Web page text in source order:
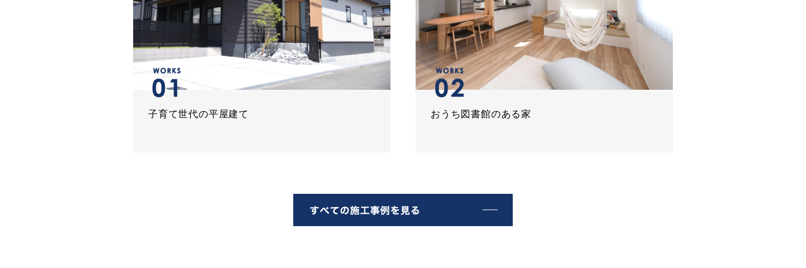
子育て世代の平屋建て おうち図書館のある家